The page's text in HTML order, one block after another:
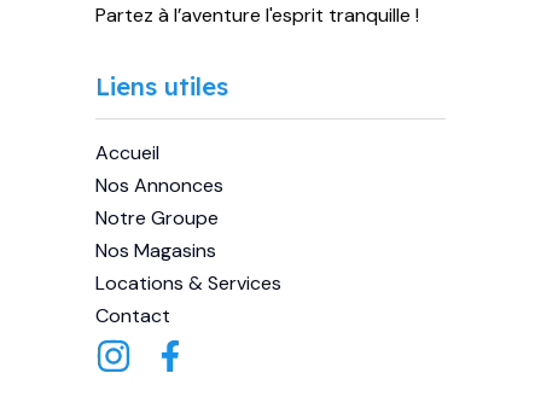
Partez à l’aventure l'esprit tranquille !
Liens utiles
Accueil
Nos Annonces
Notre Groupe
Nos Magasins
Locations & Services
Contact